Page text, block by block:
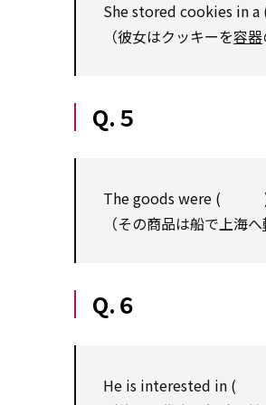
She stored cookies
（彼女はクッキーを容器
Q.５
The goods were ( )
（その商品は船で上海へ
Q.６
He is interested in